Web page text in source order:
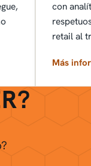
con
retail al
Más